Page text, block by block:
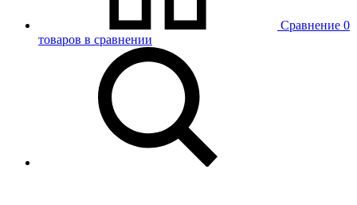
Сравнение 0
товаров в сравнении